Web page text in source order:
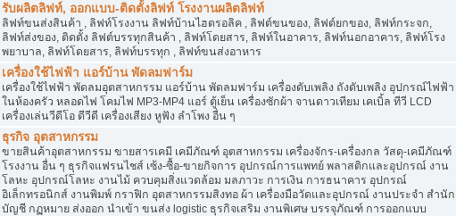
รับผลิตลิฟท์, ออกแบบ-ติดตั้งลิฟท์ โรงงานผลิตลิฟท์
ลิฟท์ขนส่งสินค้า , ลิฟท์โรงงาน ลิฟท์บ้านไฮดรอลิค , ลิฟต์ขนของ, ลิฟต์ยกของ, ลิฟท์กระจก,
ลิฟท์ส่งของ, ติดตั้ง ลิฟต์บรรทุกสินค้า , ลิฟท์โดยสาร, ลิฟท์ในอาคาร, ลิฟท์นอกอาคาร, ลิฟท์โรง
พยาบาล, ลิฟท์โดยสาร, ลิฟท์บรรทุก , ลิฟท์ขนส่งอาหาร
เครื่องใช้ไฟฟ้า แอร์บ้าน พัดลมฟาร์ม
เครื่องใช้ไฟฟ้า พัดลมอุตสาหกรรม แอร์บ้าน พัดลมฟาร์ม เครื่องดับเพลิง ถังดับเพลิง อุปกรณ์ไฟฟ้า
ในห้องครัว หลอดไฟ โคมไฟ MP3-MP4 แอร์ ตู้เย็น เครื่องซักผ้า จานดาวเทียม เคเบิ้ล ทีวี LCD
เครื่องเล่นวีดีโอ ดีวีดี เครื่องเสียง หูฟัง ลำโพง อื่น ๆ
ธุรกิจ อุตสาหกรรม
ขายสินค้าอุตสาหกรรม ขายสารเคมี เคมีภัณฑ์ อุตสาหกรรม เครื่องจักร-เครื่องกล วัสดุ-เคมีภัณฑ์
โรงงาน อื่น ๆ ธุรกิจแฟรนไชส์ เซ้ง-ซื้อ-ขายกิจการ อุปกรณ์การแพทย์ พลาสติกและอุปกรณ์ งาน
โลหะ อุปกรณ์โลหะ งานไม้ ควบคุมสิ่งแวดล้อม มลภาวะ การเงิน การธนาคาร อุปกรณ์
อิเล็กทรอนิกส์ งานพิมพ์ กราฟิก อุตสาหกรรมสิงทอ ผ้า เครื่องมือวัดและอุปกรณ์ งานประจำ สำนัก
บัญชี กฏหมาย ส่งออก นำเข้า ขนส่ง logistic ธุรกิจเสริม งานพิเศษ บรรจุภัณฑ์ การออกแบบ